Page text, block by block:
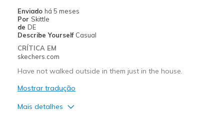
Travel
Width
Sizing
View On Shoes
Shoes are for Wearing
Enviado há 5 meses
Por Skittle
de DE
Describe Yourself Casual
CRÍTICA EM
skechers.com
Have not walked outside in them just in the house.
Mostrar tradução
Mais detalhes